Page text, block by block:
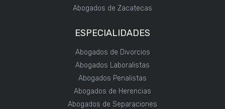
Abogados de Zacatecas
ESPECIALIDADES
Abogados de Divorcios
Abogados Laboralistas
Abogados Penalistas
Abogados de Herencias
Abogados de Separaciones